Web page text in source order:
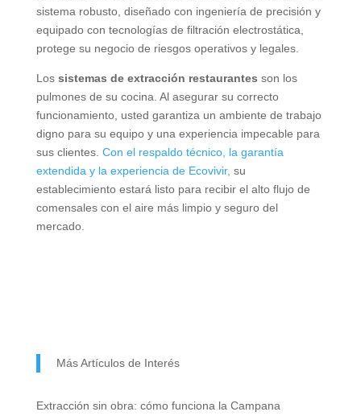
sistema robusto, diseñado con ingeniería de precisión y
equipado con tecnologías de filtración electrostática,
protege su negocio de riesgos operativos y legales.
Los sistemas de extracción restaurantes son los
pulmones de su cocina. Al asegurar su correcto
funcionamiento, usted garantiza un ambiente de trabajo
digno para su equipo y una experiencia impecable para
sus clientes. Con el respaldo técnico, la garantía
extendida y la experiencia de Ecovivir, su
establecimiento estará listo para recibir el alto flujo de
comensales con el aire más limpio y seguro del
mercado.
Más Artículos de Interés
Extracción sin obra: cómo funciona la Campana